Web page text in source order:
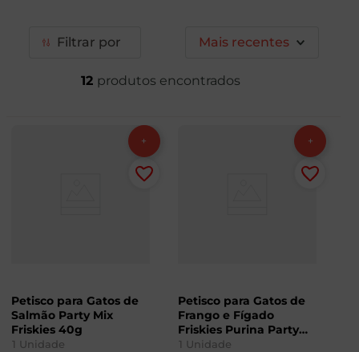
Filtrar Mais recentes
12
Petisco para Gatos de
Salmão Party Mix
Friskies 40g
1 Unidade
Petisco para Gatos de
Frango e Fígado
Friskies Purina Party
Mix 40g
1 Unidade